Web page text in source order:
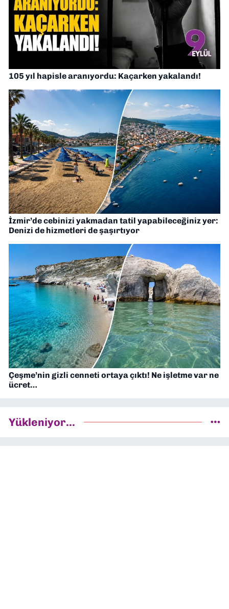
105 yıl hapisle aranıyordu: Kaçarken yakalandı!
İzmir’de cebinizi yakmadan tatil yapabileceğiniz yer:
Denizi de hizmetleri de şaşırtıyor
Çeşme’nin gizli cenneti ortaya çıktı! Ne işletme var ne
ücret…
Yükleniyor...